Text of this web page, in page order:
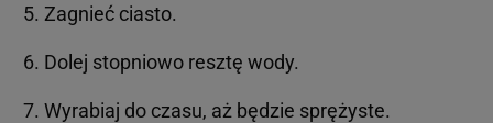
Zagnieć ciasto.
Dolej stopniowo resztę wody.
Wyrabiaj do czasu, aż będzie sprężyste.